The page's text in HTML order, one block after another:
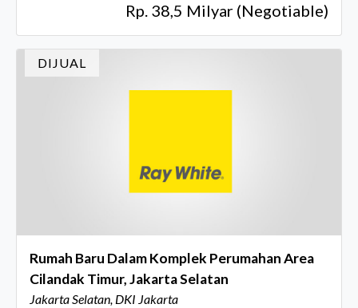
Rp. 38,5 Milyar (Negotiable)
DIJUAL
Rumah Baru Dalam Komplek Perumahan Area
Cilandak Timur, Jakarta Selatan
Jakarta Selatan, DKI Jakarta